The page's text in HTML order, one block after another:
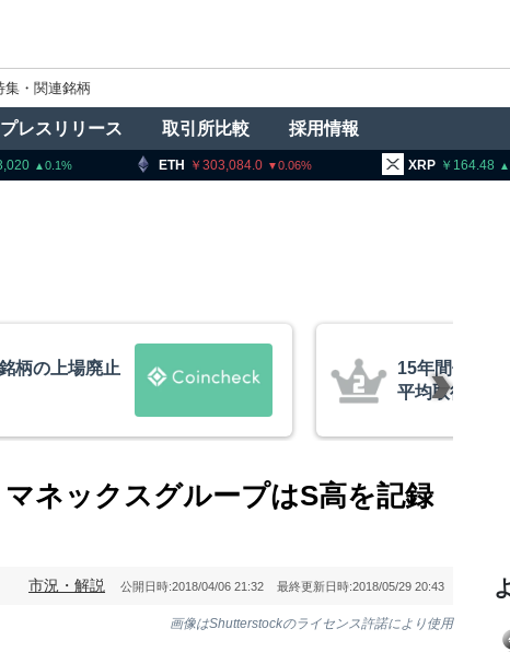
集・関連銘柄
プレスリリース 取引所比較 採用情報
ETH 303,084.0 0.06 XRP 164.48 0.59
コインが移動、
ドル
トランプ大
導権は中国
ネックスグループはS高を記録
市況・解説 公開日時:2018/04/06 21:32 最終更新日時:2018/05/29 20:43
画像はShutterstockのライセンス許諾により使用